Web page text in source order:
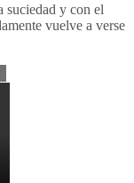
suciedad y con el
vuelve a verse